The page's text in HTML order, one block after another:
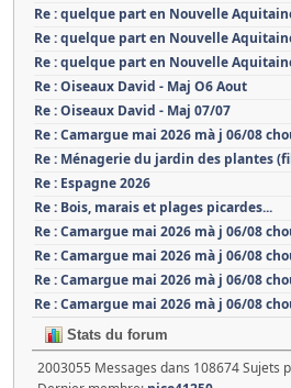
Re : quelque part en Nouvelle
Re : quelque part en Nouvelle
Re : quelque part en Nouvelle
Re : Oiseaux David - Maj O6 Aout
Re : Oiseaux David - Maj 07/07
Re : Camargue mai 2026 mà j 06/08
Re : Ménagerie du jardin des plantes
Re : Espagne 2026
Re : Bois, marais et plages picardes...
Re : Camargue mai 2026 mà j 06/08
Re : Camargue mai 2026 mà j 06/08
Re : Camargue mai 2026 mà j 06/08
Re : Camargue mai 2026 mà j 06/08
Stats du forum
2003055 Messages dans 108674 Sujets